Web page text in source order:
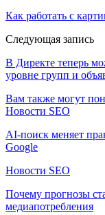
Как работать с
Следующая запись
В Директе теперь
уровне групп и
Вам также могут
Новости SEO
AI-поиск меняет
Google
Новости SEO
Почему прогнозы
медиапотребления